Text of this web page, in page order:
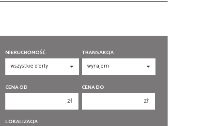
NIERUCHOMOŚĆ TRANSAKCJA
CENA OD
zł
CENA DO
zł
LOKALIZACJA